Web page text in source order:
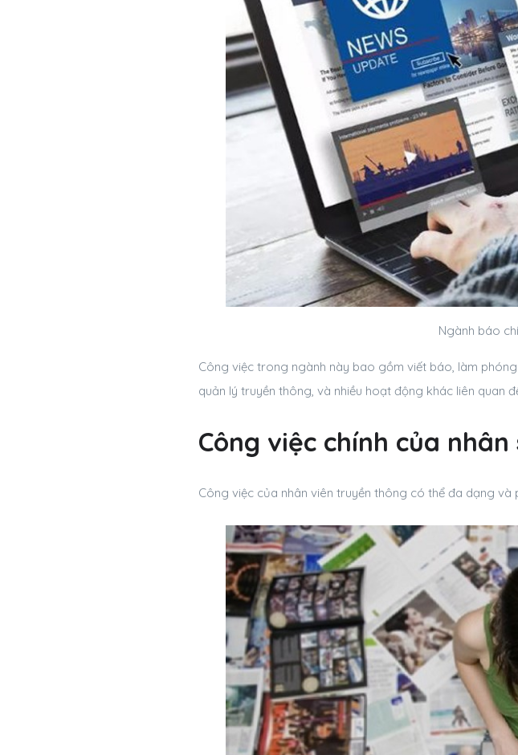
Ngành báo
Công việc trong ngành này bao gồm viết báo, làm
quản lý truyền thông, và nhiều hoạt động khác liên quan
Công việc chính của
Công việc của nhân viên truyền thông có thể đa dạng